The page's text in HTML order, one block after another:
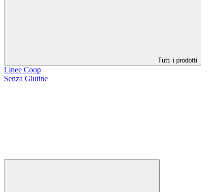
Tutti i prodotti
Linee Coop
Senza Glutine